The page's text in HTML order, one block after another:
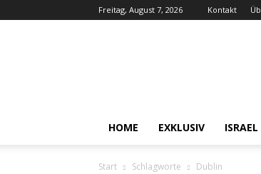
Freitag, August 7, 2026 Kontakt
HOME EXKLUSIV
Start Schlagworte Dublin